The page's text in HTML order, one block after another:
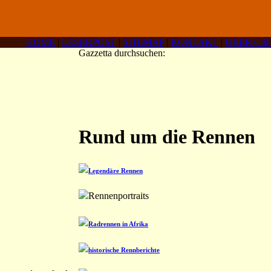
HOME | LESERPOST | SITEMAP| KONTAKT | ÜBER C4F
Gazzetta durchsuchen:
Rund um die Rennen
Legendäre Rennen
Rennenportraits
Radrennen in Afrika
historische Rennberichte